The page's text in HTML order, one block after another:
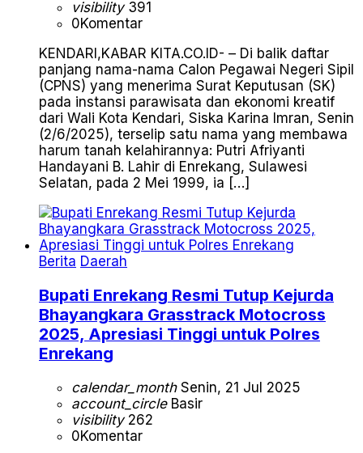
visibility391
0Komentar
KENDARI,KABAR KITA.CO.ID- – Di balik daftar
panjang nama-nama Calon Pegawai Negeri Sipil
(CPNS) yang menerima Surat Keputusan (SK)
pada instansi parawisata dan ekonomi kreatif
dari Wali Kota Kendari, Siska Karina Imran, Senin
(2/6/2025), terselip satu nama yang membawa
harum tanah kelahirannya: Putri Afriyanti
Handayani B. Lahir di Enrekang, Sulawesi
Selatan, pada 2 Mei 1999, ia […]
Berita Daerah
Bupati Enrekang Resmi Tutup Kejurda
Bhayangkara Grasstrack Motocross
2025, Apresiasi Tinggi untuk Polres
Enrekang
calendar_monthSenin, 21 Jul 2025
account_circleBasir
visibility262
0Komentar